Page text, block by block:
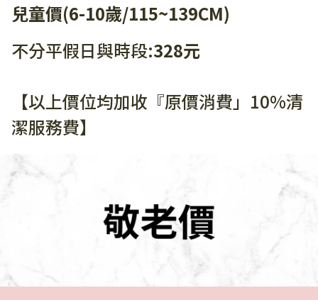
兒童價(6-10歲/115~139CM)
不分平假日與時段:328元
【以上價位均加收『原價消費」10%清
潔服務費】